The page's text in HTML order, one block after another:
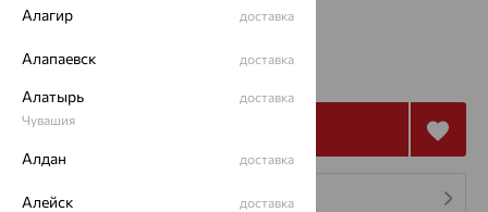
117 540 326 499
4 платежа по 29 385₽
Алагир доставка
Алапаевск доставка
Алатырь
Чувашия
доставка
Алдан доставка
Алейск доставка